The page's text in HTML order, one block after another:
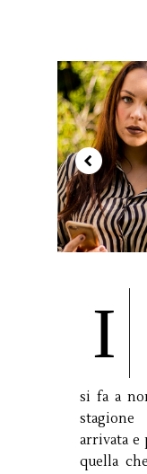
I
si fa a
arrivata e
quella